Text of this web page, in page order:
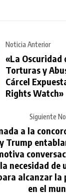
Noticia Anterior
«La Oscuridad
Torturas y
Cárcel
Rights Watch»
Siguiente
a la
Trump
necesidad de
alcanzar la
en el